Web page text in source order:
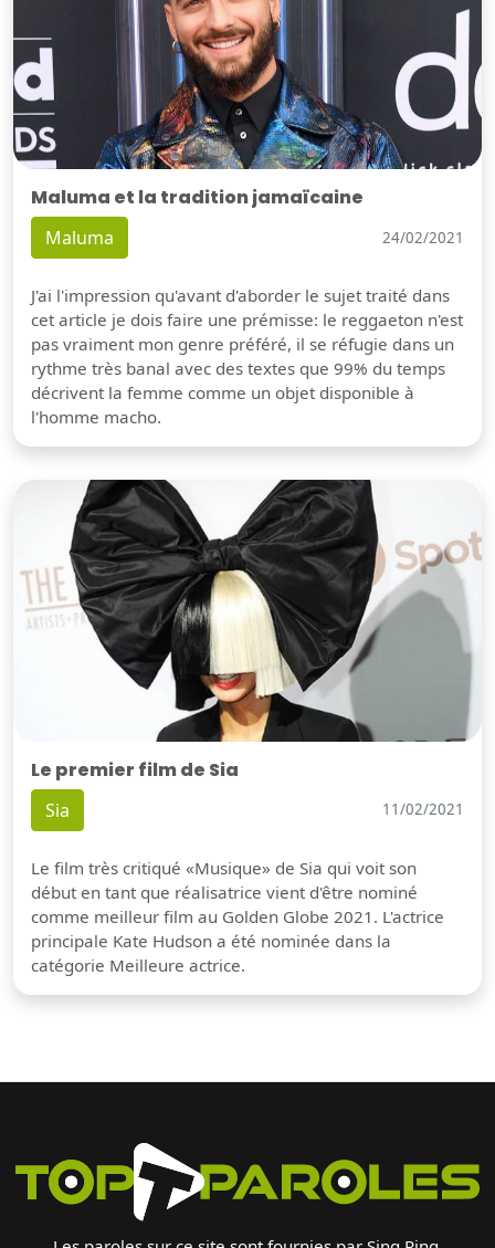
Maluma et la tradition jamaïcaine
Maluma 24/02/2021
J'ai l'impression qu'avant d'aborder le sujet traité dans
cet article je dois faire une prémisse: le reggaeton n'est
pas vraiment mon genre préféré, il se réfugie dans un
rythme très banal avec des textes que 99% du temps
décrivent la femme comme un objet disponible à
l'homme macho.
Le premier film de Sia
Sia 11/02/2021
Le film très critiqué «Musique» de Sia qui voit son
début en tant que réalisatrice vient d'être nominé
comme meilleur film au Golden Globe 2021. L'actrice
principale Kate Hudson a été nominée dans la
catégorie Meilleure actrice.